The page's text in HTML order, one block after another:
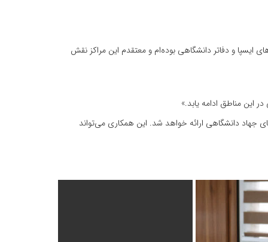
و دفاتر دانشگاهی بوده‌ام و معتقدم این مراکز نقش
این مناطق ادامه یابد.»
جهاد دانشگاهی ارائه خواهد شد. این همکاری می‌تواند